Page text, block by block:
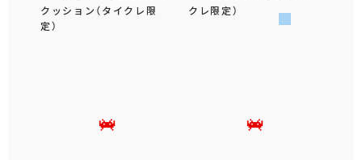
クッション（タイクレ限
定）
クレ限定）